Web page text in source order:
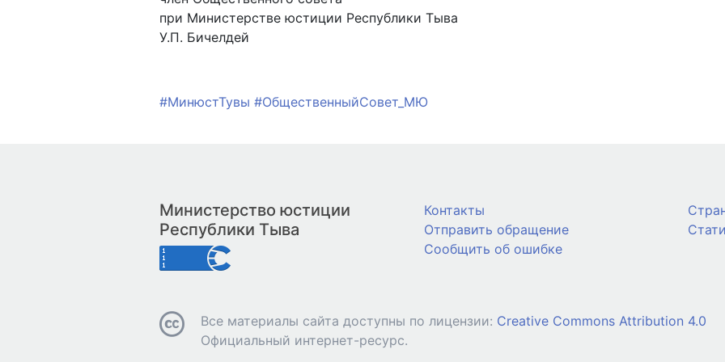
при Министерстве юстиции Республики Тыва
У.П. Бичелдей
#МинюстТувы #ОбщественныйСовет_МЮ
Министерство юстиции
Республики Тыва
Контакты
Отправить обращение
Сообщить об ошибке
Все материалы сайта доступны по лицензии: Creative Commons Attribution 4.0
Официальный интернет-ресурс.